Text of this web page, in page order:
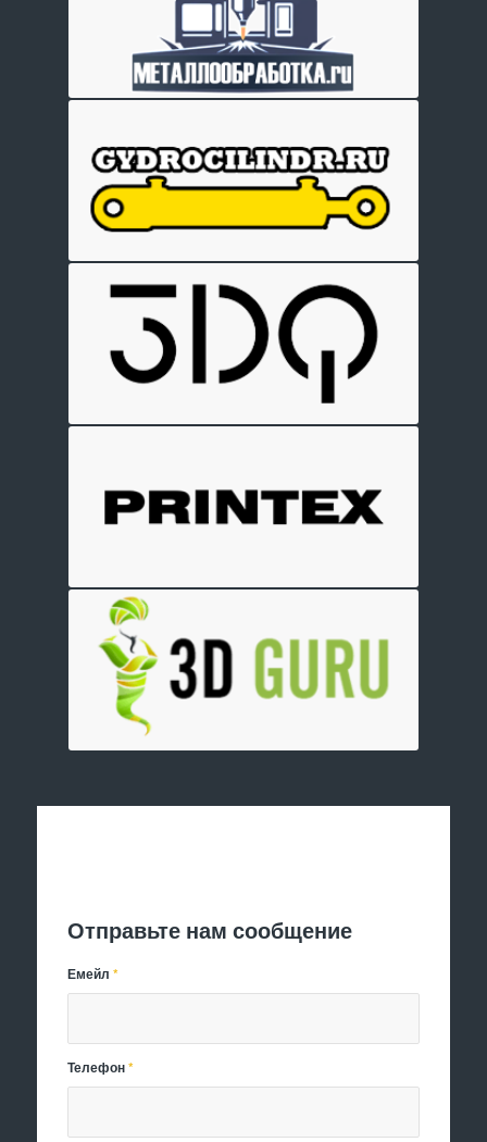
Отправьте нам сообщение
Емейл*
Телефон*